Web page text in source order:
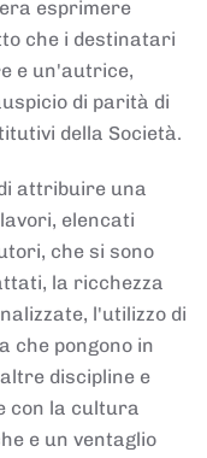
esprimere
che i destinatari
e un'autrice,
di parità di
della Società.
attribuire una
elencati
che si sono
la ricchezza
l'utilizzo di
che pongono in
discipline e
con la cultura
e un ventaglio